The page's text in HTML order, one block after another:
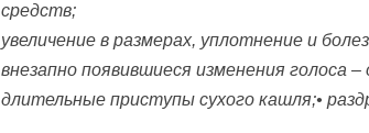
средств;
увеличение в размерах, уплотнение и
внезапно появившиеся изменения голоса
длительные приступы сухого кашля;•